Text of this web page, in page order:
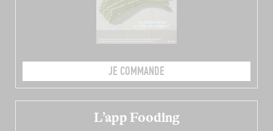
JE COMMANDE
L’app Fooding